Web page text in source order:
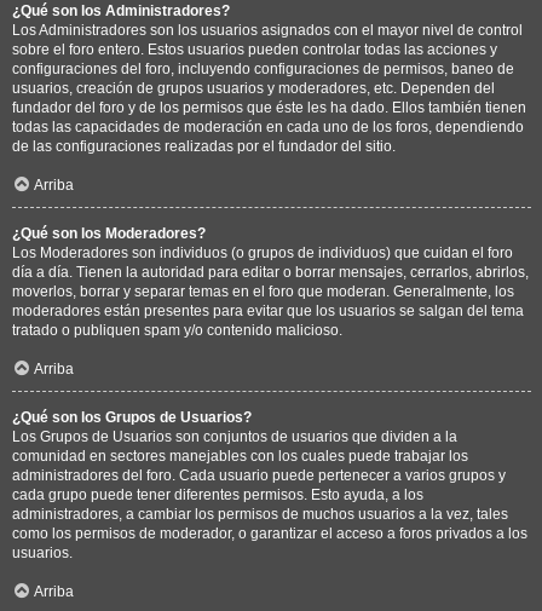
¿Qué son los Administradores?
Los Administradores son los usuarios asignados con el mayor nivel de control
sobre el foro entero. Estos usuarios pueden controlar todas las acciones y
configuraciones del foro, incluyendo configuraciones de permisos, baneo de
usuarios, creación de grupos usuarios y moderadores, etc. Dependen del
fundador del foro y de los permisos que éste les ha dado. Ellos también tienen
todas las capacidades de moderación en cada uno de los foros, dependiendo
de las configuraciones realizadas por el fundador del sitio.
Arriba
¿Qué son los Moderadores?
Los Moderadores son individuos (o grupos de individuos) que cuidan el foro
día a día. Tienen la autoridad para editar o borrar mensajes, cerrarlos, abrirlos,
moverlos, borrar y separar temas en el foro que moderan. Generalmente, los
moderadores están presentes para evitar que los usuarios se salgan del tema
tratado o publiquen spam y/o contenido malicioso.
Arriba
¿Qué son los Grupos de Usuarios?
Los Grupos de Usuarios son conjuntos de usuarios que dividen a la
comunidad en sectores manejables con los cuales puede trabajar los
administradores del foro. Cada usuario puede pertenecer a varios grupos y
cada grupo puede tener diferentes permisos. Esto ayuda, a los
administradores, a cambiar los permisos de muchos usuarios a la vez, tales
como los permisos de moderador, o garantizar el acceso a foros privados a los
usuarios.
Arriba